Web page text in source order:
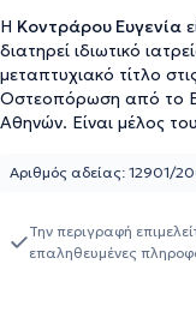
Η Κοντράρου Ευγενία
διατηρεί ιδιωτικό
μεταπτυχιακό τίτλο
Οστεοπόρωση από το
Αθηνών. Είναι μέλος
αθλητικές κακώσεις
Αριθμός αδείας: 12901/
Την περιγραφή
επαληθευμένες